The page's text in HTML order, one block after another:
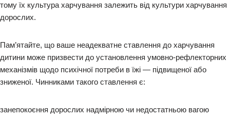
тому їх культура харчування залежить від культури харчування
дорослих.
Пам’ятайте, що ваше неадекватне ставлення до харчування
дитини може призвести до установлення умовно-рефлекторних
механізмів щодо психічної потреби в їжі — підвищеної або
зниженої. Чинниками такого ставлення є:
занепокоєння дорослих надмірною чи недостатньою вагою